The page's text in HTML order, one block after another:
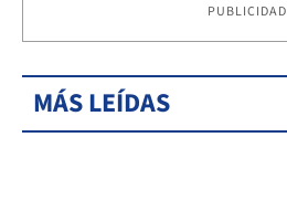
PUBLICIDAD
MÁS LEÍDAS